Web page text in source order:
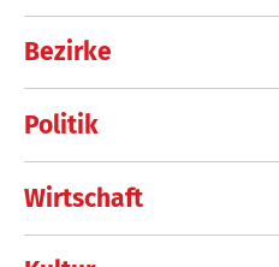
Bezirke
Politik
Wirtschaft